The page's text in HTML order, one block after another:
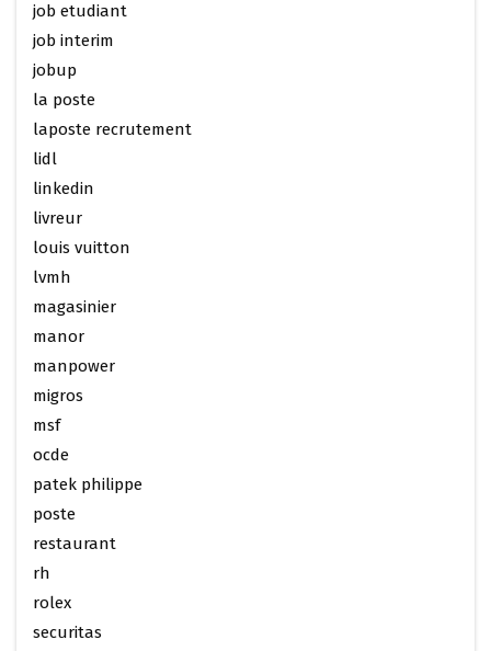
job etudiant
job interim
jobup
la poste
laposte recrutement
lidl
linkedin
livreur
louis vuitton
lvmh
magasinier
manor
manpower
migros
msf
ocde
patek philippe
poste
restaurant
rh
rolex
securitas